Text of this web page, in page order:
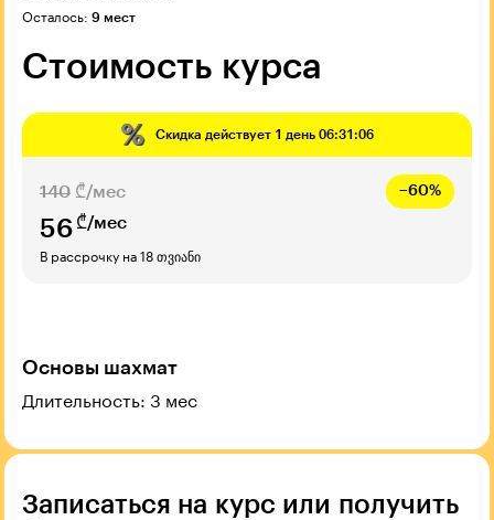
Осталось: 9 мест
Стоимость курса
Скидка действует 1 день 06:31:05
140 ₾/мес −60%
56 ₾/мес
В рассрочку на 18 თვიანი
Основы шахмат
Длительность: 3 мес
Записаться на курс или получить